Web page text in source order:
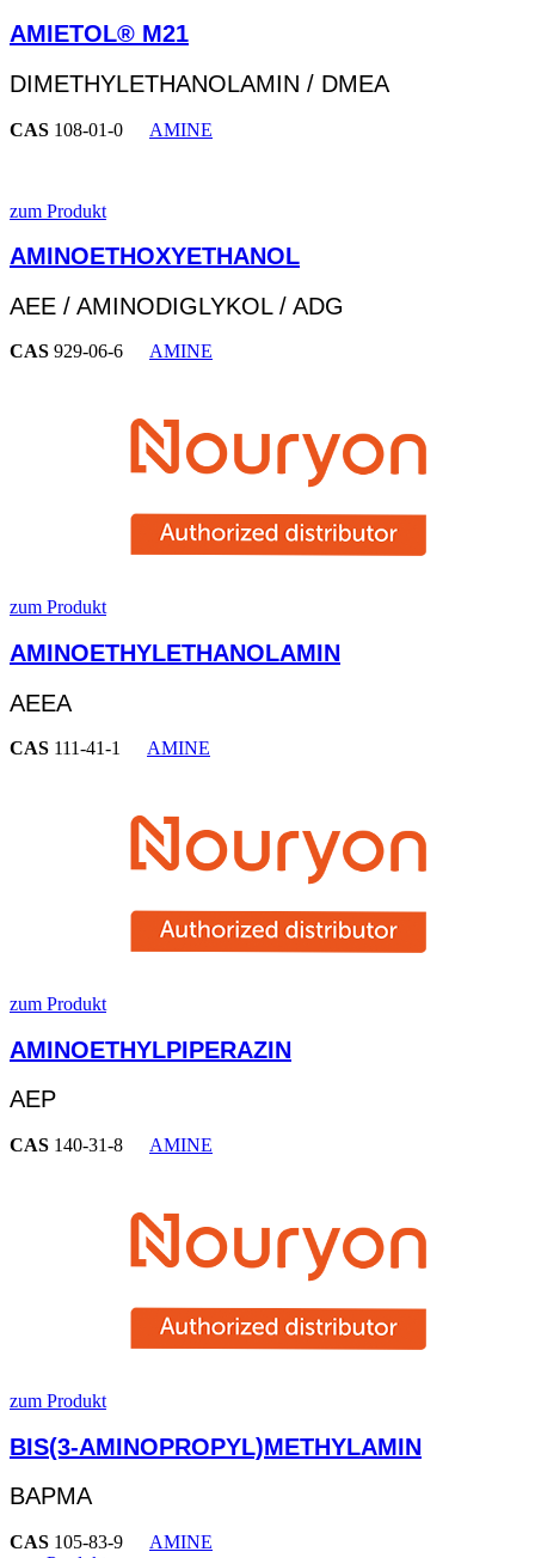
AMIETOL® M21
DIMETHYLETHANOLAMIN / DMEA
CAS 108-01-0 AMINE
zum Produkt
AMINOETHOXYETHANOL
AEE / AMINODIGLYKOL / ADG
CAS 929-06-6 AMINE
zum Produkt
AMINOETHYLETHANOLAMIN
AEEA
CAS 111-41-1 AMINE
zum Produkt
AMINOETHYLPIPERAZIN
AEP
CAS 140-31-8 AMINE
zum Produkt
BIS(3-AMINOPROPYL)METHYLAMIN
BAPMA
CAS 105-83-9
AMINE